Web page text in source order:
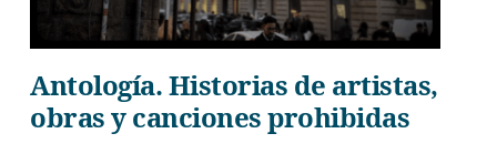
Antología. Historias de artistas,
obras y canciones prohibidas